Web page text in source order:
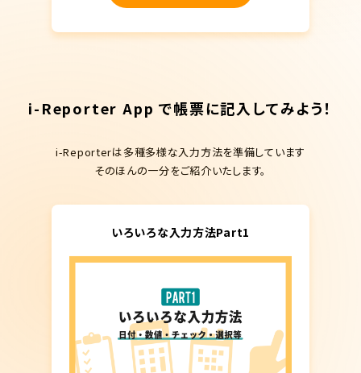
i-Reporter App で帳票に記入してみよう！
i-Reporterは多種多様な入力方法を準備しています
そのほんの一分をご紹介いたします。
いろいろな入力方法Part1